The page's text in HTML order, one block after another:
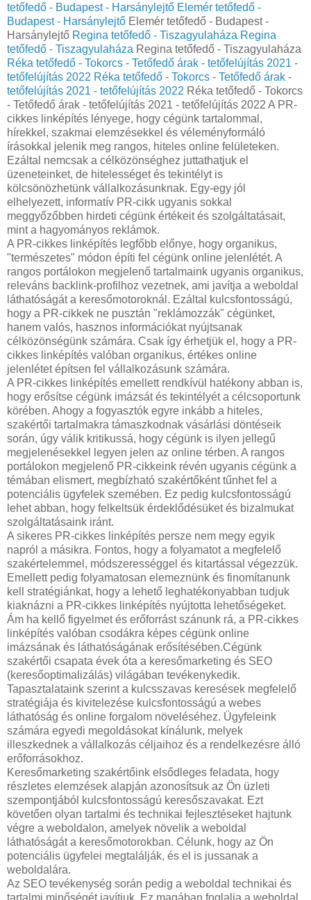
tetőfedő - Budapest - Harsánylejtő Elemér tetőfedő -
Budapest - Harsánylejtő Elemér tetőfedő - Budapest -
Harsánylejtő Regina tetőfedő - Tiszagyulaháza Regina
tetőfedő - Tiszagyulaháza Regina tetőfedő - Tiszagyulaháza
Réka tetőfedő - Tokorcs - Tetőfedő árak - tetőfelújítás 2021 -
tetőfelújítás 2022 Réka tetőfedő - Tokorcs - Tetőfedő árak -
tetőfelújítás 2021 - tetőfelújítás 2022 Réka tetőfedő - Tokorcs
- Tetőfedő árak - tetőfelújítás 2021 - tetőfelújítás 2022 A PR-
cikkes linképítés lényege, hogy cégünk tartalommal,
hírekkel, szakmai elemzésekkel és véleményformáló
írásokkal jelenik meg rangos, hiteles online felületeken.
Ezáltal nemcsak a célközönséghez juttathatjuk el
üzeneteinket, de hitelességet és tekintélyt is
kölcsönözhetünk vállalkozásunknak. Egy-egy jól
elhelyezett, informatív PR-cikk ugyanis sokkal
meggyőzőbben hirdeti cégünk értékeit és szolgáltatásait,
mint a hagyományos reklámok.
A PR-cikkes linképítés legfőbb előnye, hogy organikus,
"természetes" módon építi fel cégünk online jelenlétét. A
rangos portálokon megjelenő tartalmaink ugyanis organikus,
releváns backlink-profilhoz vezetnek, ami javítja a weboldal
láthatóságát a keresőmotoroknál. Ezáltal kulcsfontosságú,
hogy a PR-cikkek ne pusztán "reklámozzák" cégünket,
hanem valós, hasznos információkat nyújtsanak
célközönségünk számára. Csak így érhetjük el, hogy a PR-
cikkes linképítés valóban organikus, értékes online
jelenlétet építsen fel vállalkozásunk számára.
A PR-cikkes linképítés emellett rendkívül hatékony abban is,
hogy erősítse cégünk imázsát és tekintélyét a célcsoportunk
körében. Ahogy a fogyasztók egyre inkább a hiteles,
szakértői tartalmakra támaszkodnak vásárlási döntéseik
során, úgy válik kritikussá, hogy cégünk is ilyen jellegű
megjelenésekkel legyen jelen az online térben. A rangos
portálokon megjelenő PR-cikkeink révén ugyanis cégünk a
témában elismert, megbízható szakértőként tűnhet fel a
potenciális ügyfelek szemében. Ez pedig kulcsfontosságú
lehet abban, hogy felkeltsük érdeklődésüket és bizalmukat
szolgáltatásaink iránt.
A sikeres PR-cikkes linképítés persze nem megy egyik
napról a másikra. Fontos, hogy a folyamatot a megfelelő
szakértelemmel, módszerességgel és kitartással végezzük.
Emellett pedig folyamatosan elemeznünk és finomítanunk
kell stratégiánkat, hogy a lehető leghatékonyabban tudjuk
kiaknázni a PR-cikkes linképítés nyújtotta lehetőségeket.
Ám ha kellő figyelmet és erőforrást szánunk rá, a PR-cikkes
linképítés valóban csodákra képes cégünk online
imázsának és láthatóságának erősítésében.Cégünk
szakértői csapata évek óta a keresőmarketing és SEO
(keresőoptimalizálás) világában tevékenykedik.
Tapasztalataink szerint a kulcsszavas keresések megfelelő
stratégiája és kivitelezése kulcsfontosságú a webes
láthatóság és online forgalom növeléséhez. Ügyfeleink
számára egyedi megoldásokat kínálunk, melyek
illeszkednek a vállalkozás céljaihoz és a rendelkezésre álló
erőforrásokhoz.
Keresőmarketing szakértőink elsődleges feladata, hogy
részletes elemzések alapján azonosítsuk az Ön üzleti
szempontjából kulcsfontosságú keresőszavakat. Ezt
követően olyan tartalmi és technikai fejlesztéseket hajtunk
végre a weboldalon, amelyek növelik a weboldal
láthatóságát a keresőmotorokban. Célunk, hogy az Ön
potenciális ügyfelei megtalálják, és el is jussanak a
weboldalára.
Az SEO tevékenység során pedig a weboldal technikai és
tartalmi minőségét javítjuk. Ez magában foglalja a weboldal